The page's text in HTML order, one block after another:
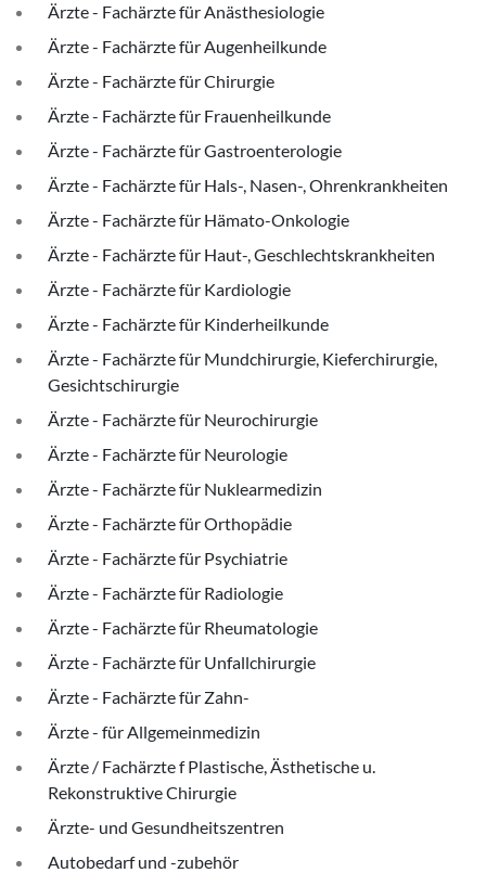
Ärzte - Fachärzte für Anästhesiologie
Ärzte - Fachärzte für Augenheilkunde
Ärzte - Fachärzte für Chirurgie
Ärzte - Fachärzte für Frauenheilkunde
Ärzte - Fachärzte für Gastroenterologie
Ärzte - Fachärzte für Hals-, Nasen-, Ohrenkrankheiten
Ärzte - Fachärzte für Hämato-Onkologie
Ärzte - Fachärzte für Haut-, Geschlechtskrankheiten
Ärzte - Fachärzte für Kardiologie
Ärzte - Fachärzte für Kinderheilkunde
Ärzte - Fachärzte für Mundchirurgie, Kieferchirurgie,
Gesichtschirurgie
Ärzte - Fachärzte für Neurochirurgie
Ärzte - Fachärzte für Neurologie
Ärzte - Fachärzte für Nuklearmedizin
Ärzte - Fachärzte für Orthopädie
Ärzte - Fachärzte für Psychiatrie
Ärzte - Fachärzte für Radiologie
Ärzte - Fachärzte für Rheumatologie
Ärzte - Fachärzte für Unfallchirurgie
Ärzte - Fachärzte für Zahn-
Ärzte - für Allgemeinmedizin
Ärzte / Fachärzte f Plastische, Ästhetische u.
Rekonstruktive Chirurgie
Ärzte- und Gesundheitszentren
Autobedarf und -zubehör